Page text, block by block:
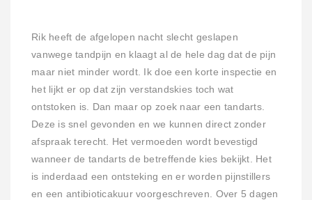
Rik heeft de afgelopen nacht slecht geslapen
vanwege tandpijn en klaagt al de hele dag dat de pijn
maar niet minder wordt. Ik doe een korte inspectie en
het lijkt er op dat zijn verstandskies toch wat
ontstoken is. Dan maar op zoek naar een tandarts.
Deze is snel gevonden en we kunnen direct zonder
afspraak terecht. Het vermoeden wordt bevestigd
wanneer de tandarts de betreffende kies bekijkt. Het
is inderdaad een ontsteking en er worden pijnstillers
en een antibioticakuur voorgeschreven. Over 5 dagen